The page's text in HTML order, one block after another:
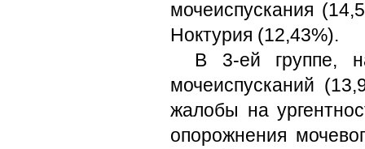
мочеиспускания
Ноктурия (12,43%).
В 3-ей группе,
мочеиспусканий
жалобы на
опорожнения